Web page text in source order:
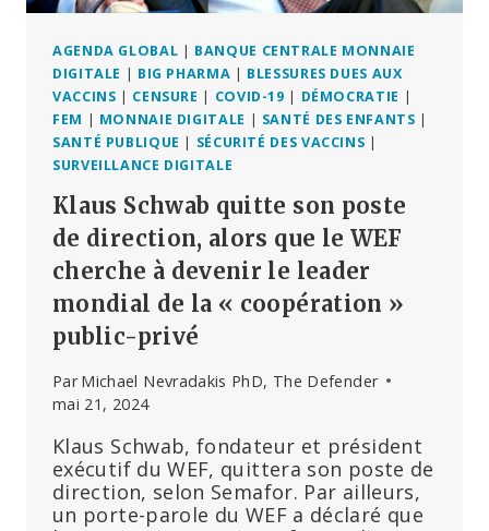
AGENDA GLOBAL | BANQUE CENTRALE MONNAIE
DIGITALE | BIG PHARMA | BLESSURES DUES AUX
VACCINS | CENSURE | COVID-19 | DÉMOCRATIE |
FEM | MONNAIE DIGITALE | SANTÉ DES ENFANTS |
SANTÉ PUBLIQUE | SÉCURITÉ DES VACCINS |
SURVEILLANCE DIGITALE
Klaus Schwab quitte son poste
de direction, alors que le WEF
cherche à devenir le leader
mondial de la « coopération »
public-privé
Par Michael Nevradakis PhD, The Defender
mai 21, 2024
Klaus Schwab, fondateur et président
exécutif du WEF, quittera son poste de
direction, selon Semafor. Par ailleurs,
un porte-parole du WEF a déclaré que